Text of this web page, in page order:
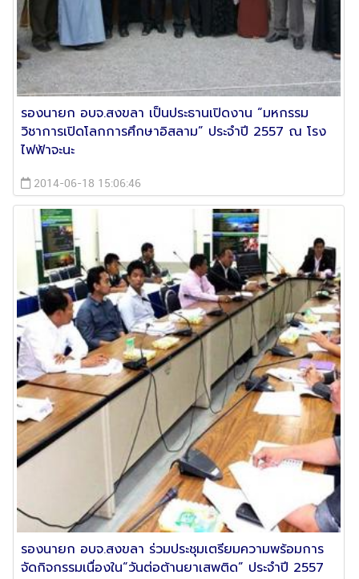
รองนายก อบจ.สงขลา เป็นประธานเปิดงาน “มหกรรม
วิชาการเปิดโลกการศึกษาอิสลาม” ประจำปี 2557 ณ โรง
ไฟฟ้าจะนะ
2014-06-18 15:06:46
รองนายก อบจ.สงขลา ร่วมประชุมเตรียมความพร้อมการ
จัดกิจกรรมเนื่องใน“วันต่อต้านยาเสพติด” ประจำปี 2557